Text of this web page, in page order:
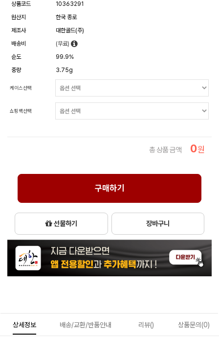
상품코드
10363291
원산지
한국 종로
제조사
대한골드(주)
배송비
(무료)
순도
99.9%
중량
3.75g
케이스선택
쇼핑백선택
총 상품 금액 0원
구매하기
선물하기 장바구니
상세정보 배송/교환/반품안내 리뷰() 상품문의(0)